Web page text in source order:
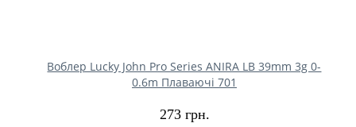
Воблер Lucky John Pro Series ANIRA LB 39mm 3g 0-
0.6m Плаваючі 701
273 грн.